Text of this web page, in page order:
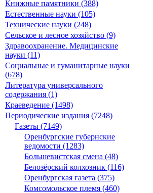
Книжные памятники (388)
Естественные науки (105)
Технические науки (248)
Сельское и лесное хозяйство (9)
Здравоохранение. Медицинские
науки (11)
Социальные и гуманитарные науки
(678)
Литература универсального
содержания (1)
Краеведение (1498)
Периодические издания (7248)
Газеты (7149)
Оренбургские губернские
ведомости (1283)
Большевистская смена (48)
Белозёрский колхозник (116)
Оренбургская газета (375)
Комсомольское племя (460)